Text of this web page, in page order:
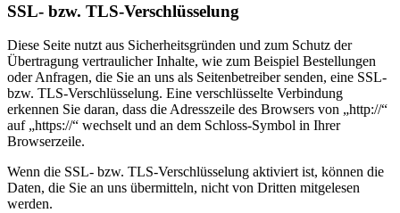
SSL- bzw. TLS-Verschlüsselung
Diese Seite nutzt aus Sicherheitsgründen und zum Schutz der
Übertragung vertraulicher Inhalte, wie zum Beispiel Bestellungen
oder Anfragen, die Sie an uns als Seitenbetreiber senden, eine SSL-
bzw. TLS-Verschlüsselung. Eine verschlüsselte Verbindung
erkennen Sie daran, dass die Adresszeile des Browsers von „http://“
auf „https://“ wechselt und an dem Schloss-Symbol in Ihrer
Browserzeile.
Wenn die SSL- bzw. TLS-Verschlüsselung aktiviert ist, können die
Daten, die Sie an uns übermitteln, nicht von Dritten mitgelesen
werden.